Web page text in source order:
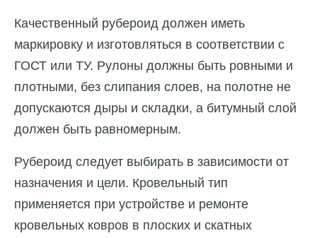
Качественный рубероид должен иметь
маркировку и изготовляться в соответствии с
ГОСТ или ТУ. Рулоны должны быть ровными и
плотными, без слипания слоев, на полотне не
допускаются дыры и складки, а битумный слой
должен быть равномерным.
Рубероид следует выбирать в зависимости от
назначения и цели. Кровельный тип
применяется при устройстве и ремонте
кровельных ковров в плоских и скатных